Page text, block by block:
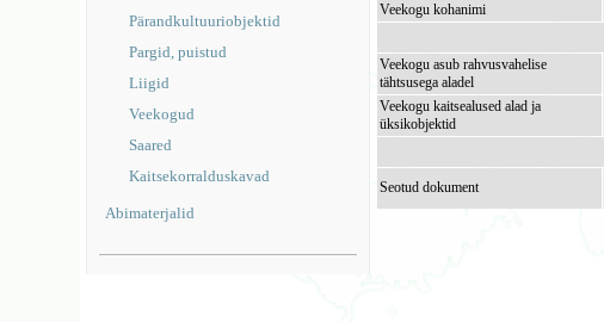
Pärandkultuuriobjektid
Pargid, puistud
Liigid
Veekogud
Saared
Kaitsekorralduskavad
Abimaterjalid
Veekogu kohanimi
Veekogu asub rahvusvahelise
tähtsusega aladel
Veekogu kaitsealused alad ja
üksikobjektid
Seotud dokument